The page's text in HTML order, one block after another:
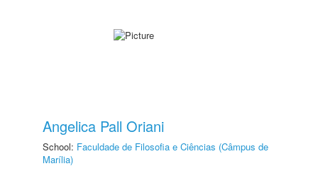
Angelica Pall Oriani
School: Faculdade de Filosofia e Ciências (Câmpus de
Marília)